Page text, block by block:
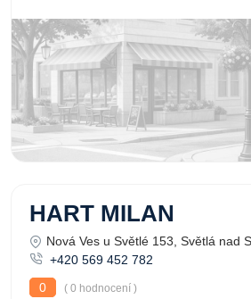
HART MILAN
Nová Ves u Světlé 153, Světlá nad
+420 569 452 782
0
( 0 hodnocení )